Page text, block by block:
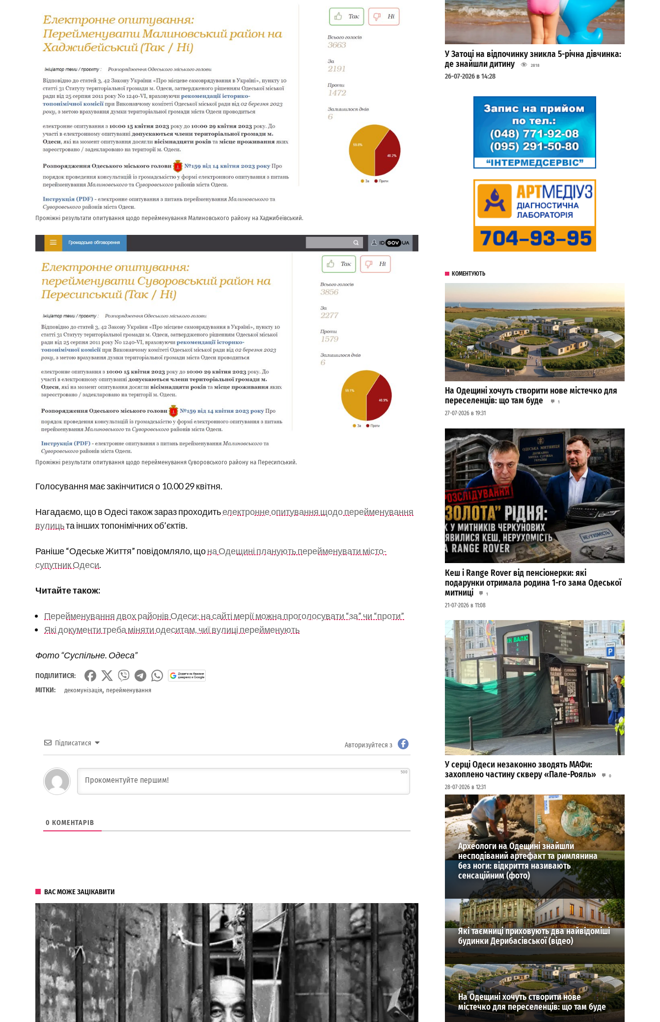
Проміжні результати опитування щодо перейменування Малиновського району на Хаджибеївський.
Проміжні результати опитування щодо перейменування Суворовського району на Пересипський.
Голосування має закінчитися о 10.00 29 квітня.
Нагадаємо, що в Одесі також зараз проходитьелектронне опитування щодо перейменування
вулицьта інших топонімічних об’єктів.
Раніше “Одеське Життя” повідомляло, щона Одещині планують перейменувати місто-
супутник Одеси.
Читайте також:
Перейменування двох районів Одеси: на сайті мерії можна проголосувати “за” чи “проти”
Які документи треба міняти одеситам, чиї вулиці перейменують
Фото “Суспільне. Одеса”
ПОДІЛИТИСЯ:
МІТКИ:
декомунізація, перейменування
Підписатися Авторизуйтеся з
500
0 КОМЕНТАРІВ
ВАС МОЖЕ ЗАЦІКАВИТИ
У Затоці на відпочинку зникла 5-річна дівчинка:
де знайшли дитину
2818
26-07-2026 в 14:28
КОМЕНТУЮТЬ
На Одещині хочуть створити нове містечко для
переселенців: що там буде
1
27-07-2026 в 19:31
Кеш і Range Rover від пенсіонерки: які
подарунки отримала родина 1-го зама Одеської
митниці
1
21-07-2026 в 11:08
У серці Одеси незаконно зводять МАФи:
захоплено частину скверу «Пале-Рояль»
0
28-07-2026 в 12:31
ВИБІР РЕДАКЦІЇ
Археологи на Одещині знайшли
несподіваний артефакт та римлянина
без ноги: відкриття називають
сенсаційним (фото)
Які таємниці приховують два найвідоміші
будинки Дерибасівської (відео)
На Одещині хочуть створити нове
містечко для переселенців: що там буде